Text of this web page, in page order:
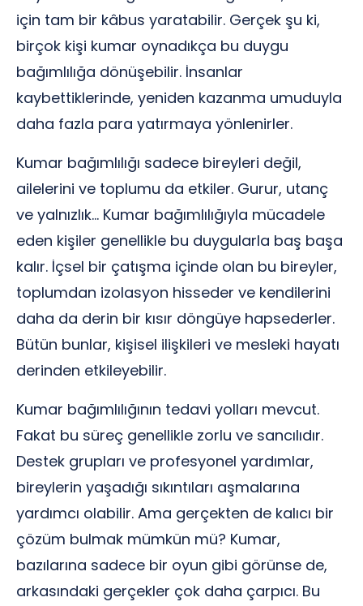
için tam bir kâbus yaratabilir. Gerçek şu ki,
birçok kişi kumar oynadıkça bu duygu
bağımlılığa dönüşebilir. İnsanlar
kaybettiklerinde, yeniden kazanma umuduyla
daha fazla para yatırmaya yönlenirler.
Kumar bağımlılığı sadece bireyleri değil,
ailelerini ve toplumu da etkiler. Gurur, utanç
ve yalnızlık… Kumar bağımlılığıyla mücadele
eden kişiler genellikle bu duygularla baş başa
kalır. İçsel bir çatışma içinde olan bu bireyler,
toplumdan izolasyon hisseder ve kendilerini
daha da derin bir kısır döngüye hapsederler.
Bütün bunlar, kişisel ilişkileri ve mesleki hayatı
derinden etkileyebilir.
Kumar bağımlılığının tedavi yolları mevcut.
Fakat bu süreç genellikle zorlu ve sancılıdır.
Destek grupları ve profesyonel yardımlar,
bireylerin yaşadığı sıkıntıları aşmalarına
yardımcı olabilir. Ama gerçekten de kalıcı bir
çözüm bulmak mümkün mü? Kumar,
bazılarına sadece bir oyun gibi görünse de,
arkasındaki gerçekler çok daha çarpıcı. Bu